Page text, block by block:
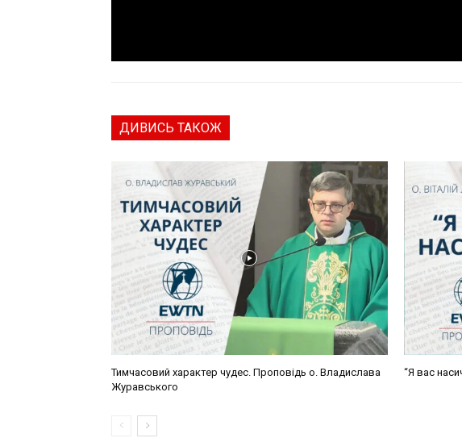
ДИВИСЬ ТАКОЖ
Тимчасовий характер чудес. Проповідь о. Владислава
Журавського
“Я вас